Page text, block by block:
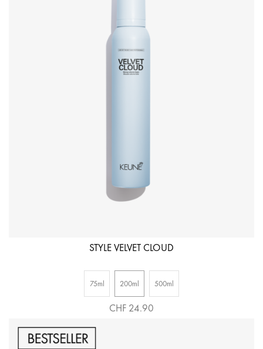
STYLE VELVET CLOUD
75ml 200ml 500ml
CHF 24.90